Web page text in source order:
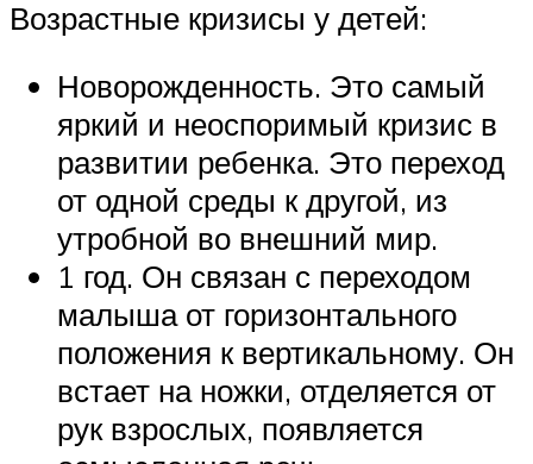
Возрастные кризисы у детей:
Новорожденность. Это самый
яркий и неоспоримый кризис в
развитии ребенка. Это переход
от одной среды к другой, из
утробной во внешний мир.
1 год. Он связан с переходом
малыша от горизонтального
положения к вертикальному. Он
встает на ножки, отделяется от
рук взрослых, появляется